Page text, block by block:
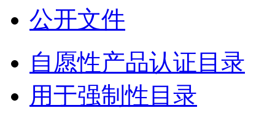
公开文件
自愿性产品认证目录
用于强制性目录